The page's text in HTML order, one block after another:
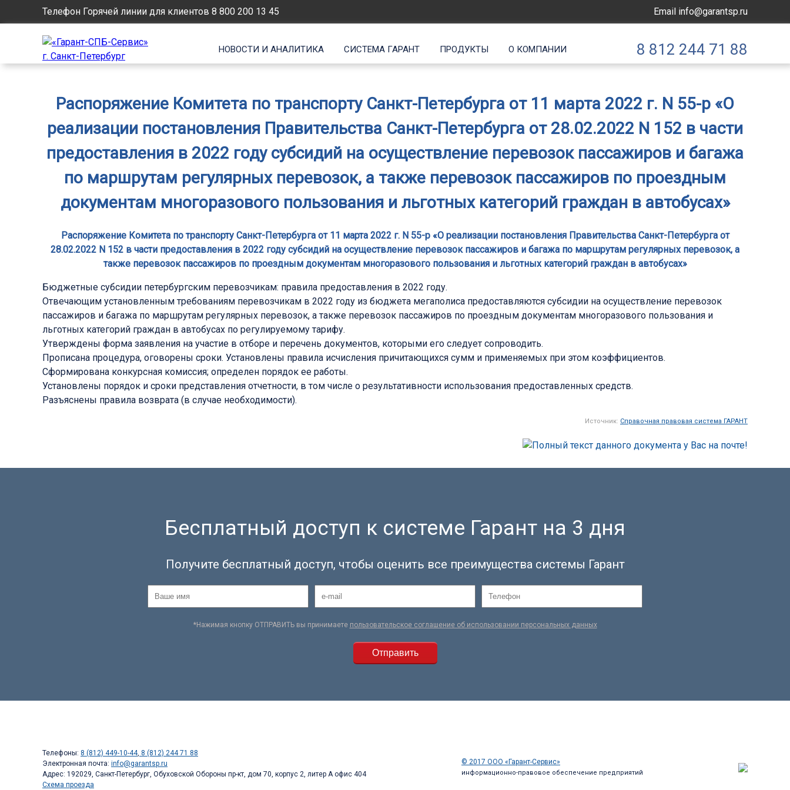
Телефон Горячей линии для клиентов 8 800 200 13 45 Email info@garantsp.ru
НОВОСТИ И АНАЛИТИКА СИСТЕМА ГАРАНТ ПРОДУКТЫ О КОМПАНИИ 8 812 244 71 88
Распоряжение Комитета по транспорту Санкт-Петербурга от 11 марта 2022 г. N 55-р «О
реализации постановления Правительства Санкт-Петербурга от 28.02.2022 N 152 в части
предоставления в 2022 году субсидий на осуществление перевозок пассажиров и багажа
по маршрутам регулярных перевозок, а также перевозок пассажиров по проездным
документам многоразового пользования и льготных категорий граждан в автобусах»
Распоряжение Комитета по транспорту Санкт-Петербурга от 11 марта 2022 г. N 55-р «О реализации постановления Правительства Санкт-Петербурга от
28.02.2022 N 152 в части предоставления в 2022 году субсидий на осуществление перевозок пассажиров и багажа по маршрутам регулярных перевозок, а
также перевозок пассажиров по проездным документам многоразового пользования и льготных категорий граждан в автобусах»
Бюджетные субсидии петербургским перевозчикам: правила предоставления в 2022 году.
Отвечающим установленным требованиям перевозчикам в 2022 году из бюджета мегаполиса предоставляются субсидии на осуществление перевозок
пассажиров и багажа по маршрутам регулярных перевозок, а также перевозок пассажиров по проездным документам многоразового пользования и
льготных категорий граждан в автобусах по регулируемому тарифу.
Утверждены форма заявления на участие в отборе и перечень документов, которыми его следует сопроводить.
Прописана процедура, оговорены сроки. Установлены правила исчисления причитающихся сумм и применяемых при этом коэффициентов.
Сформирована конкурсная комиссия; определен порядок ее работы.
Установлены порядок и сроки представления отчетности, в том числе о результативности использования предоставленных средств.
Разъяснены правила возврата (в случае необходимости).
Источник: Справочная правовая система ГАРАНТ
Бесплатный доступ к системе Гарант на 3 дня
Получите бесплатный доступ, чтобы оценить все преимущества системы Гарант
*Нажимая кнопку ОТПРАВИТЬ вы принимаете пользовательское соглашение об использовании персональных данных
Телефоны: 8 (812) 449-10-44, 8 (812) 244 71 88
Электронная почта: info@garantsp.ru
Адрес: 192029, Санкт-Петербург, Обуховской Обороны пр-кт, дом 70, корпус 2, литер А офис 404
Схема проезда
© 2017 ООО «Гарант-Сервис»
информационно-правовое обеспечение предприятий